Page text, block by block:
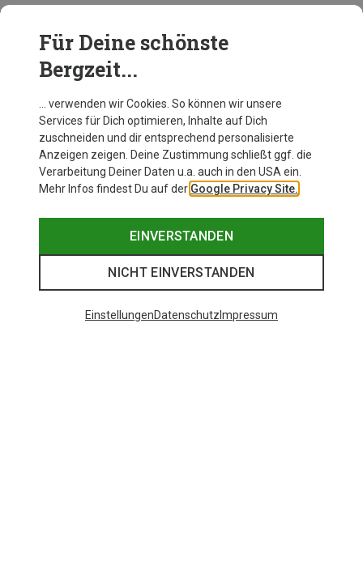
BEKLEIDUNG
Für Deine schönste
Bergzeit...
… verwenden wir Cookies. So können wir unsere
Services für Dich optimieren, Inhalte auf Dich
zuschneiden und dir entsprechend personalisierte
Anzeigen zeigen. Deine Zustimmung schließt ggf. die
Verarbeitung Deiner Daten u.a. auch in den USA ein.
Mehr Infos findest Du auf der Google Privacy Site.
EINVERSTANDEN
NICHT EINVERSTANDEN
EinstellungenDatenschutz Impressum